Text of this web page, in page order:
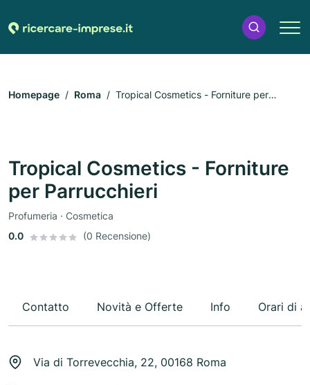
Homepage Roma
Tropical Cosmetics - Forniture per
Tropical Cosmetics - Forniture
per Parrucchieri
Profumeria · Cosmetica
0.0
(0 Recensione)
Contatto Novità e Offerte Info Orari di
Via di Torrevecchia, 22, 00168 Roma